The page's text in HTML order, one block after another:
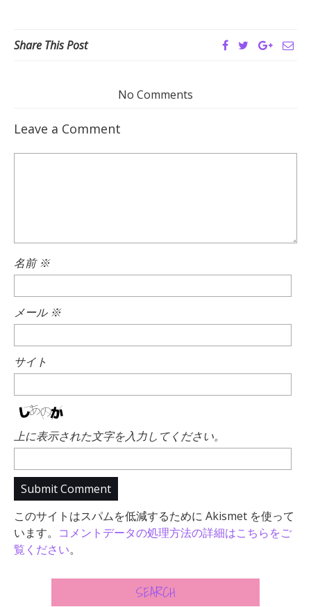
Share This Post
No Comments
Leave a Comment
名前※
メール ※
サイト
上に表示された文字を入力してください。
このサイトはスパムを低減するために Akismet を使って
います。 コメントデータの処理方法の詳細はこちらをご
覧ください。
SEARCH